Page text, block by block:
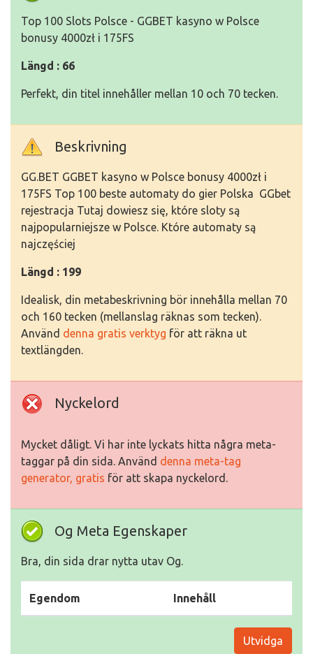
Top 100 Slots Polsce - GGBET kasyno w Polsce
bonusy 4000zł i 175FS
Längd : 66
Perfekt, din titel innehåller mellan 10 och 70 tecken.
Beskrivning
GG.BET GGBET kasyno w Polsce bonusy 4000zł i
175FS Top 100 beste automaty do gier Polska GGbet
rejestracja Tutaj dowiesz się, które sloty są
najpopularniejsze w Polsce. Które automaty są
najczęściej
Längd : 199
Idealisk, din metabeskrivning bör innehålla mellan 70
och 160 tecken (mellanslag räknas som tecken).
Använd denna gratis verktyg för att räkna ut
textlängden.
Nyckelord
Mycket dåligt. Vi har inte lyckats hitta några meta-
taggar på din sida. Använd denna meta-tag
generator, gratis för att skapa nyckelord.
Og Meta Egenskaper
Bra, din sida drar nytta utav Og.
Egendom Innehåll
Utvidga